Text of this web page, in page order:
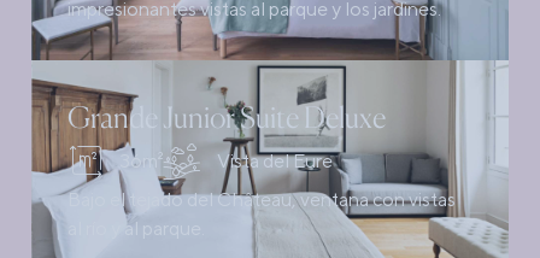
impresionantes vistas al parque y los jardines.
Grande Junior Suite Deluxe
36m²
Vista del Eure
Bajo el tejado del Château, ventana con vistas
al río y al parque.